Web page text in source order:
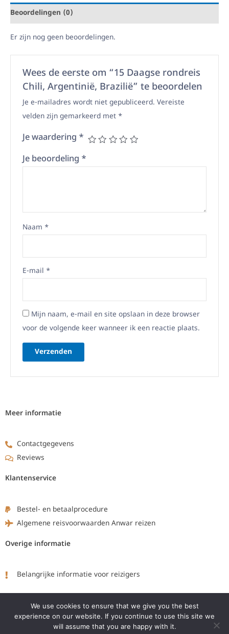
Beoordelingen (0)
Er zijn nog geen beoordelingen.
Wees de eerste om “15 Daagse rondreis
Chili, Argentinië, Brazilië” te beoordelen
Je e-mailadres wordt niet gepubliceerd. Vereiste
velden zijn gemarkeerd met *
Je waardering *
Je beoordeling *
Naam *
E-mail *
Mijn naam, e-mail en site opslaan in deze browser
voor de volgende keer wanneer ik een reactie plaats.
Meer informatie
Contactgegevens
Reviews
Klantenservice
Bestel- en betaalprocedure
Algemene reisvoorwaarden Anwar reizen
Overige informatie
Belangrijke informatie voor reizigers
We use cookies to ensure that we give you the best
experience on our website. If you continue to use this site we
will assume that you are happy with it.